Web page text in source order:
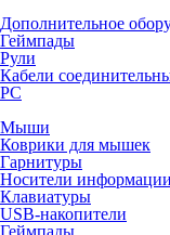
Дополнительное
Геймпады
Рули
Кабели
PC
Мыши
Коврики для мышек
Гарнитуры
Носители информации
Клавиатуры
USB-накопители
Геймпады